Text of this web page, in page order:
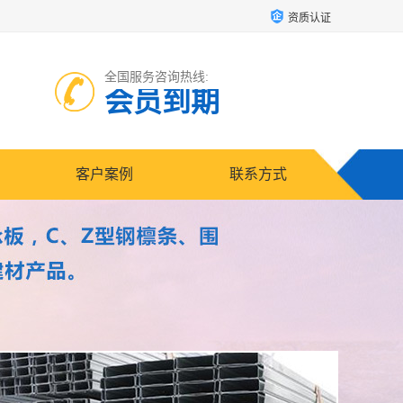
资质认证
全国服务咨询热线:
会员到期
客户案例 联系方式